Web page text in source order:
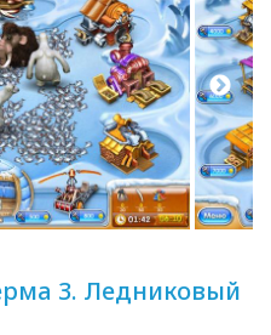
3. Ледниковый